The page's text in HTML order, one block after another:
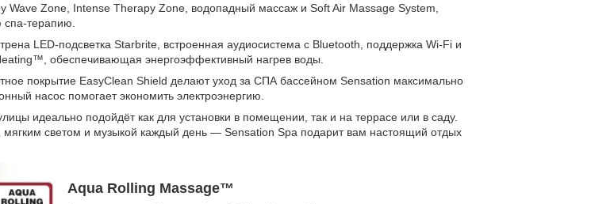
Wave Zone, Intense Therapy Zone, водопадный массаж и Soft Air Massage System,
терапию.
LED-подсветка Starbrite, встроенная аудиосистема с Bluetooth, поддержка Wi-Fi и
обеспечивающая энергоэффективный нагрев воды.
покрытие EasyClean Shield делают уход за СПА бассейном Sensation максимально
насос помогает экономить электроэнергию.
идеально подойдёт как для установки в помещении, так и на террасе или в саду.
светом и музыкой каждый день — Sensation Spa подарит вам настоящий отдых
Aqua Rolling Massage™